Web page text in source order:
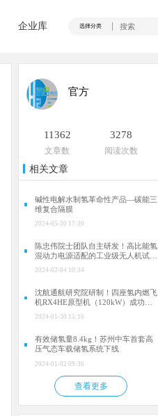
企业库 选择分类
官方
11362
文章数
3278
阅读次数
相关文章
碱性电解水制氢革命性产品—碳能三
维复合隔膜
2024-05-30 17:30
陈忠伟院士团队自主研发！高比能氢
混动力电源适配的工业级无人机试飞
2024-02-04 10:34
沈航通航研究院研制！四座氢内燃飞
机RX4HE原型机（120kW）成功首
2024-01-30 15:16
有效储氢量8.4kg！苏州中车首套高
压气态车载储氢系统下线
2024-01-02 09:36
查看更多